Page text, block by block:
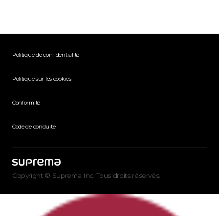
Politique de confidentialité
Politique sur les cookies
Conformité
Code de conduite
Copyright © Suprema Inc. Tous droits réservés.